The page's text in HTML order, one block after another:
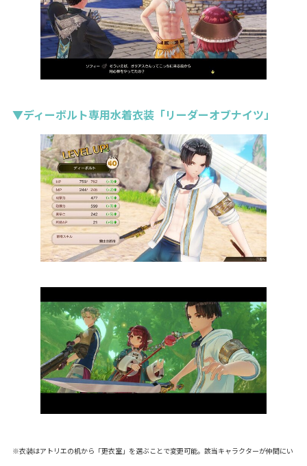
▼ディーボルト専用水着衣装「リーダーオブナイツ」
※衣装はアトリエの机から「更衣室」を選ぶことで変更可能。該当キャラクターが仲間にい